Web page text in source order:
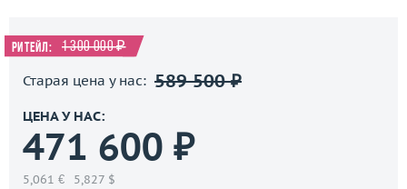
Ритейл: 1 300 000 ₽
Старая цена у нас: 589 500 ₽
ЦЕНА У НАС:
471 600 ₽
5,061 € 5,827 $